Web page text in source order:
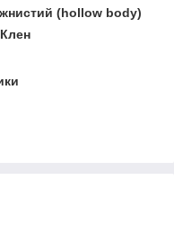
(hollow body)